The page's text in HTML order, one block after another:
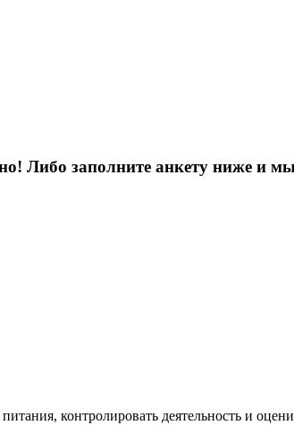
Либо заполните анкету ниже и
контролировать деятельность и